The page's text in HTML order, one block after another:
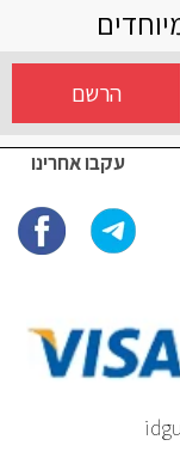
הרשם
עקבו אחרינו